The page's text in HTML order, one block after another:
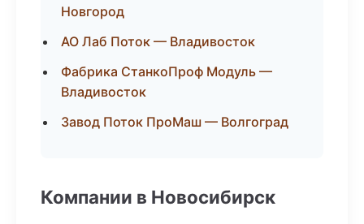
Новгород
АО Лаб Поток — Владивосток
Фабрика СтанкоПроф Модуль —
Владивосток
Завод Поток ПроМаш — Волгоград
Компании в Новосибирск